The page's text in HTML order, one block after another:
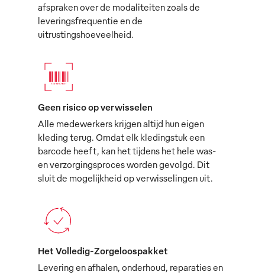
afspraken over de modaliteiten zoals de
leveringsfrequentie en de
uitrustingshoeveelheid.
Geen risico op verwisselen
Alle medewerkers krijgen altijd hun eigen
kleding terug. Omdat elk kledingstuk een
barcode heeft, kan het tijdens het hele was-
en verzorgingsproces worden gevolgd. Dit
sluit de mogelijkheid op verwisselingen uit.
Het Volledig-Zorgeloospakket
Levering en afhalen, onderhoud, reparaties en